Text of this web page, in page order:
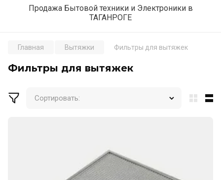
Продажа Бытовой техники и Электроники в
ТАГАНРОГЕ
Главная Вытяжки Фильтры для вытяжек
Фильтры для вытяжек
Сортировать: